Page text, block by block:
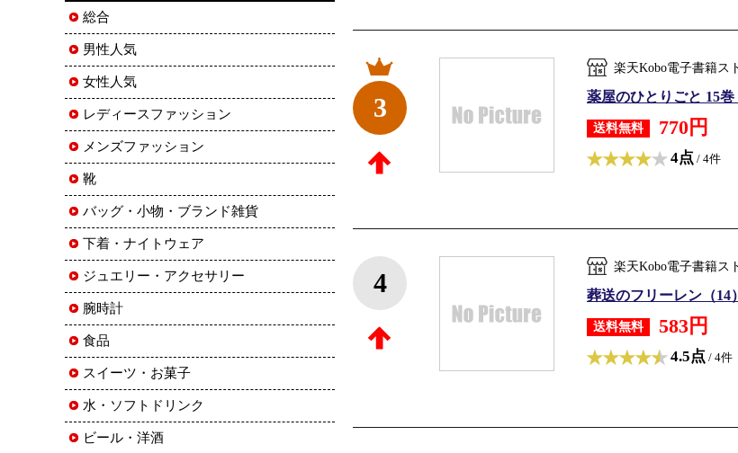
3
楽天Kobo電子書籍ス
薬屋のひとりごと 15
送料無料 770円
4点 / 4件
4
楽天Kobo電子書籍ス
葬送のフリーレン（14
送料無料 583円
4.5点 / 4件
総合
男性人気
女性人気
レディースファッション
メンズファッション
靴
バッグ・小物・ブランド雑貨
下着・ナイトウェア
ジュエリー・アクセサリー
腕時計
食品
スイーツ・お菓子
水・ソフトドリンク
ビール・洋酒